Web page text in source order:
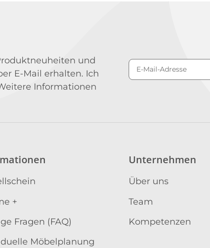
und
E-Mail erhalten. Ich
Informationen
+
Fragen (FAQ)
Möbelplanung
Unternehmen
Über uns
Team
Kompetenzen